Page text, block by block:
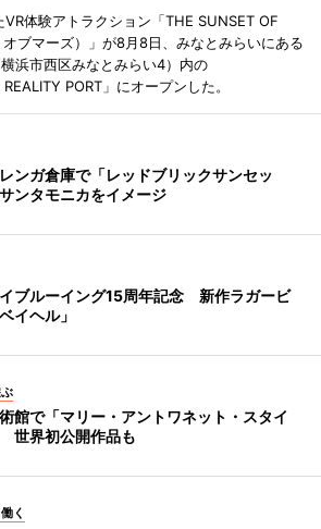
体験アトラクション「THE SUNSET OF
ブマーズ）」が8月8日、みなとみらいにある
浜市西区みなとみらい4）内の
PORT」にオープンした。
ンガ倉庫で「レッドブリックサンセッ
ンタモニカをイメージ
ブルーイング15周年記念 新作ラガービ
イヘル」
館で「マリー・アントワネット・スタイ
世界初公開作品も
く